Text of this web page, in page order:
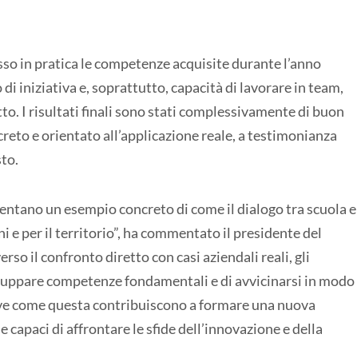
in pratica le competenze acquisite durante l’anno
iniziativa e, soprattutto, capacità di lavorare in team,
I risultati finali sono stati complessivamente di buon
e orientato all’applicazione reale, a testimonianza
un esempio concreto di come il dialogo tra scuola e
e per il territorio”, ha commentato il presidente del
il confronto diretto con casi aziendali reali, gli
competenze fondamentali e di avvicinarsi in modo
come questa contribuiscono a formare una nuova
di affrontare le sfide dell’innovazione e della